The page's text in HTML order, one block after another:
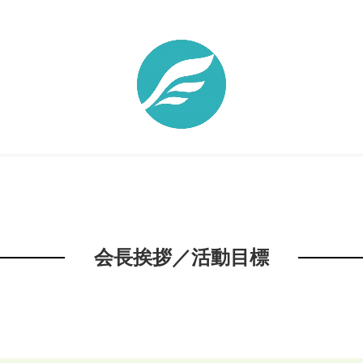
会長挨拶／活動目標